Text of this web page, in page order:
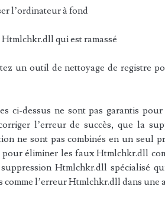
l’ordinateur à fond
Htmlchkr.dll qui est ramassé
un outil de nettoyage de registre
ci-dessus ne sont pas garantis
l’erreur de succès, que la
ne sont pas combinés en un seul
pour éliminer les faux Htmlchkr.dll
Htmlchkr.dll spécialisé
comme l’erreur Htmlchkr.dll dans une